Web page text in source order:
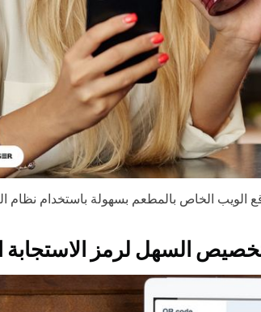
السهل لرمز الاستجابة